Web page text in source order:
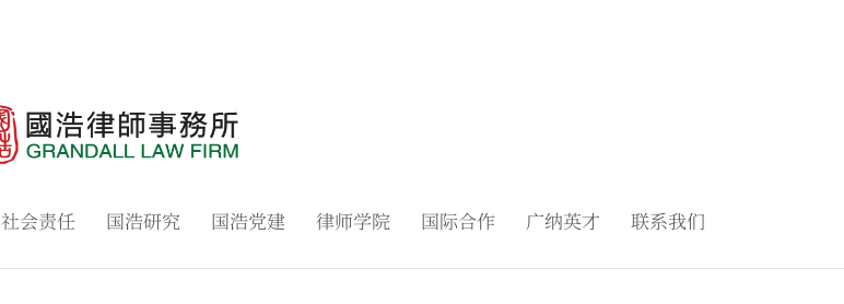
社会责任 国浩研究 国浩党建 律师学院 国际合作 广纳英才 联系我们